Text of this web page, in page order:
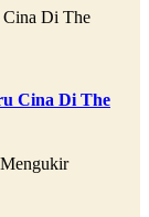
Cina Di The